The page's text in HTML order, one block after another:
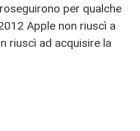
per qualche
Apple non riuscì a
riuscì ad acquisire la